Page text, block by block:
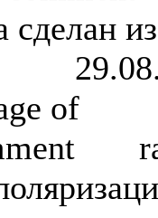
сделан